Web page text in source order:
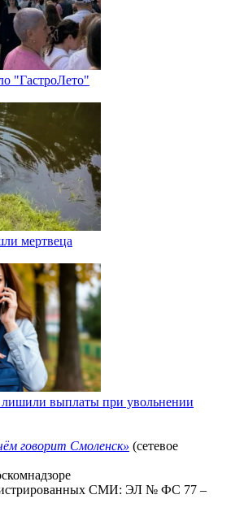
"ГастроЛето"
мертвеца
лишили выплаты при увольнении
говорит Смоленск» (сетевое
СМИ: ЭЛ № ФС 77 –